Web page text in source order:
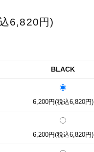
6,820円)
BLACK
6,200円(税込6,820円)
6,200円(税込6,820円)